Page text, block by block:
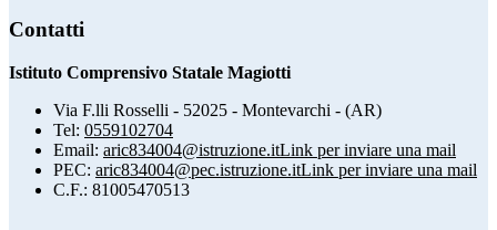
Contatti
Istituto Comprensivo Statale Magiotti
Via F.lli Rosselli - 52025 - Montevarchi - (AR)
Tel: 0559102704
Email: aric834004@istruzione.itLink per inviare una mail
PEC: aric834004@pec.istruzione.itLink per inviare una mail
C.F.: 81005470513